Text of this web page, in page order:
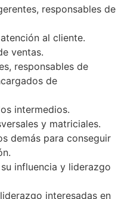
responsables de
al cliente.
ventas.
responsables de
de
intermedios.
y matriciales.
demás para conseguir
influencia y liderazgo
interesadas en